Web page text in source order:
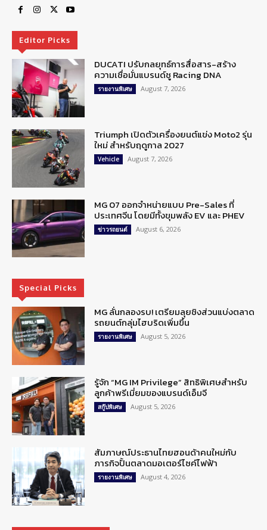
Editor Picks
DUCATI ปรับกลยุทธ์การสื่อสาร-สร้าง
ความเชื่อมั่นแบรนด์ชู Racing DNA
รายงานพิเศษ August 7, 2026
Triumph เปิดตัวเครื่องยนต์แข่ง Moto2 รุ่น
ใหม่ สำหรับฤดูกาล 2027
Vehicle August 7, 2026
MG 07 ออกจำหน่ายแบบ Pre-Sales ที่
ประเทศจีน โดยมีทั้งขุมพลัง EV และ PHEV
ข่าวรถยนต์ August 6, 2026
Special Picks
MG ลั่นกลองรบ! เตรียมลุยชิงส่วนแบ่งตลาด
รถยนต์กลุ่มไฮบริดเพิ่มขึ้น
รายงานพิเศษ August 5, 2026
รู้จัก “MG IM Privilege” สิทธิพิเศษสำหรับ
ลูกค้าพรีเมี่ยมของแบรนด์เอ็มจี
สกู๊ปพิเศษ August 5, 2026
สัมภาษณ์ประธานไทยฮอนด้าคนใหม่กับ
ภารกิจปั้นตลาดมอเตอร์ไซค์ไฟฟ้า
รายงานพิเศษ August 4, 2026